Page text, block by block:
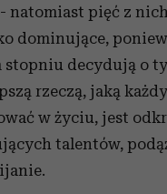
natomiast pięć z
dominujące,
stopniu decydują o
rzeczą, jaką
w życiu, jest
talentów,